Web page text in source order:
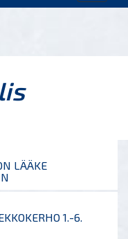
LÄÄKE
1.-6.